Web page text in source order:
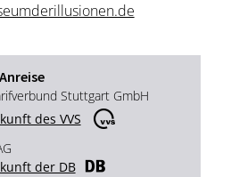
Stuttgart GmbH
des VVS
der DB